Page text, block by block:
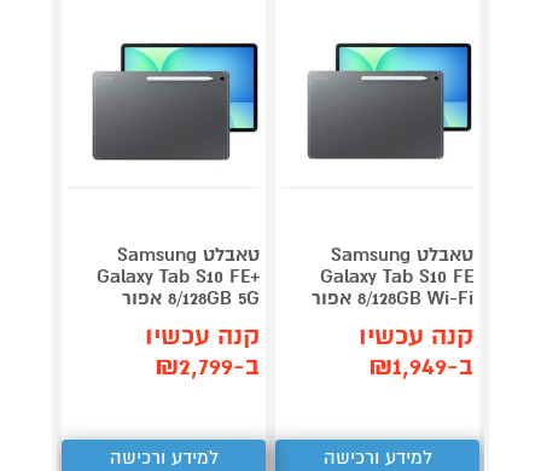
טאבלט Samsung
Galaxy Tab S10 FE
8/128GB Wi-Fi אפור
קנה עכשיו
ב-₪1,949
למידע ורכישה
טאבלט Samsung
Galaxy Tab S10 FE+
8/128GB 5G אפור
קנה עכשיו
ב-₪2,799
למידע ורכישה